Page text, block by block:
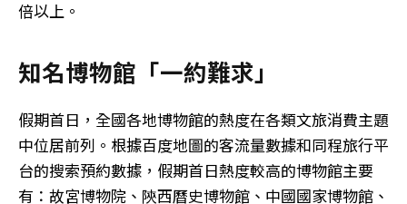
倍以上。
知名博物館「一約難求」
假期首日，全國各地博物館的熱度在各類文旅消費主題
中位居前列。根據百度地圖的客流量數據和同程旅行平
台的搜索預約數據，假期首日熱度較高的博物館主要
有：故宮博物院、陝西曆史博物館、中國國家博物館、